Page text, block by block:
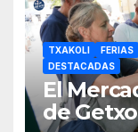
TXAKOLI FERIAS
DESTACADAS
El
de